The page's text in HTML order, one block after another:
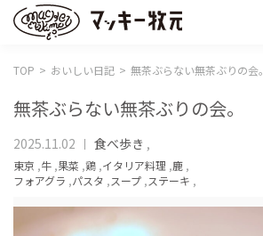
TOP おいしい日記 無茶ぶらない無茶ぶりの会。
無茶ぶらない無茶ぶりの会。
2025.11.02 食べ歩き ,
東京 ,牛 ,果菜 ,鶏 ,イタリア料理 ,鹿 ,
フォアグラ ,パスタ ,スープ ,ステーキ ,